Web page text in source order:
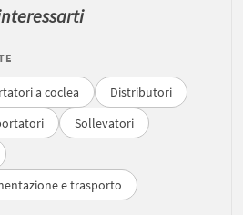
a coclea
Distributori
Sollevatori
e trasporto